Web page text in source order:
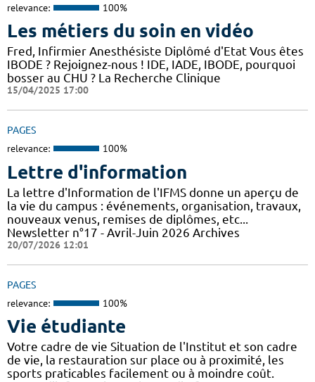
relevance: 100%
Les métiers du soin en vidéo
Fred, Infirmier Anesthésiste Diplômé d'Etat Vous êtes
IBODE ? Rejoignez-nous ! IDE, IADE, IBODE, pourquoi
bosser au CHU ? La Recherche Clinique
15/04/2025 17:00
PAGES
relevance: 100%
Lettre d'information
La lettre d'Information de l'IFMS donne un aperçu de
la vie du campus : événements, organisation, travaux,
nouveaux venus, remises de diplômes, etc...
Newsletter n°17 - Avril-Juin 2026 Archives
20/07/2026 12:01
PAGES
relevance: 100%
Vie étudiante
Votre cadre de vie Situation de l'Institut et son cadre
de vie, la restauration sur place ou à proximité, les
sports praticables facilement ou à moindre coût.